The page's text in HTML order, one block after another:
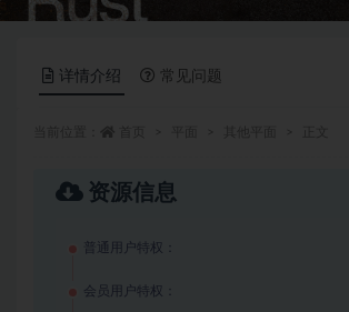
详情介绍 常见问题
资源信息
普通用户特权：
会员用户特权：